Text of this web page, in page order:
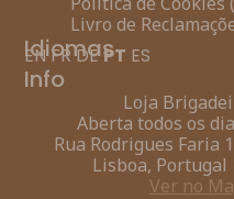
Livro de
Idiomas
EN FR DEPT ES
Info
Loja
Aberta todos os
Rua Rodrigues Faria
Lisboa, Portugal
Ver no